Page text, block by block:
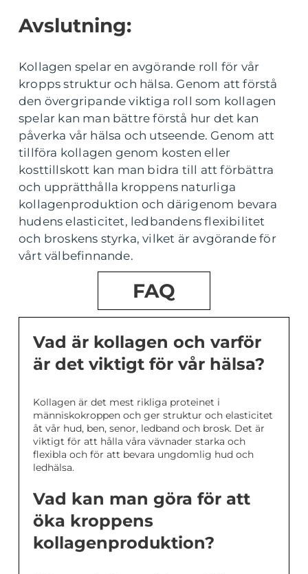
Avslutning:
Kollagen spelar en avgörande roll för vår
kropps struktur och hälsa. Genom att förstå
den övergripande viktiga roll som kollagen
spelar kan man bättre förstå hur det kan
påverka vår hälsa och utseende. Genom att
tillföra kollagen genom kosten eller
kosttillskott kan man bidra till att förbättra
och upprätthålla kroppens naturliga
kollagenproduktion och därigenom bevara
hudens elasticitet, ledbandens flexibilitet
och broskens styrka, vilket är avgörande för
vårt välbefinnande.
FAQ
Vad är kollagen och varför
är det viktigt för vår hälsa?
Kollagen är det mest rikliga proteinet i
människokroppen och ger struktur och elasticitet
åt vår hud, ben, senor, ledband och brosk. Det är
viktigt för att hålla våra vävnader starka och
flexibla och för att bevara ungdomlig hud och
ledhälsa.
Vad kan man göra för att
öka kroppens
kollagenproduktion?